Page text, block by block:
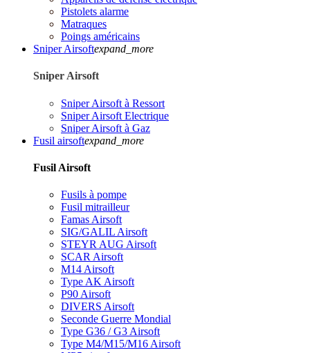
Pistolets alarme
Matraques
Poings américains
Sniper Airsoftexpand_more
Sniper Airsoft
Sniper Airsoft à Ressort
Sniper Airsoft Electrique
Sniper Airsoft à Gaz
Fusil airsoftexpand_more
Fusil Airsoft
Fusils à pompe
Fusil mitrailleur
Famas Airsoft
SIG/GALIL Airsoft
STEYR AUG Airsoft
SCAR Airsoft
M14 Airsoft
Type AK Airsoft
P90 Airsoft
DIVERS Airsoft
Seconde Guerre Mondial
Type G36 / G3 Airsoft
Type M4/M15/M16 Airsoft